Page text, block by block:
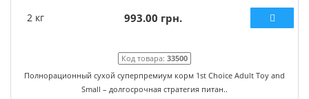
2 кг
993.00 грн.
Код товара: 33500
Полнорационный сухой суперпремиум корм 1st Choice Adult Toy and
Small – долгосрочная стратегия питан..